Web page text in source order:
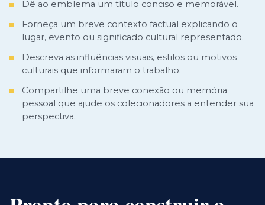
Dê ao emblema um título conciso e memorável.
Forneça um breve contexto factual explicando o
lugar, evento ou significado cultural representado.
Descreva as influências visuais, estilos ou motivos
culturais que informaram o trabalho.
Compartilhe uma breve conexão ou memória
pessoal que ajude os colecionadores a entender sua
perspectiva.